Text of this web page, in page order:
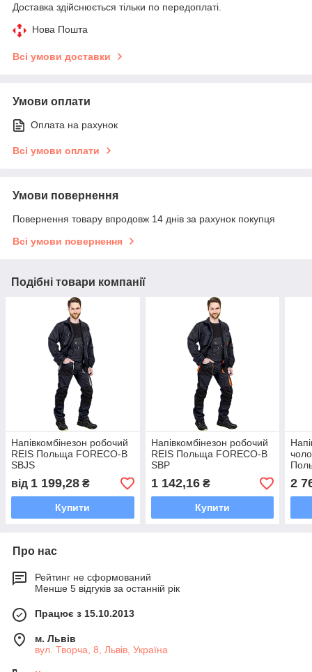
Доставка здійснюється тільки по передоплаті.
Нова Пошта
Всі умови доставки
Умови оплати
Оплата на рахунок
Всі умови оплати
Умови повернення
Повернення товару впродовж 14 днів за рахунок покупця
Всі умови повернення
Подібні товари компанії
Напівкомбінезон робочий
REIS Польща FORECO-B
SBJS
від 1 199,28 ₴
Купити
Напівкомбінезон робочий
REIS Польща FORECO-B
SBP
1 142,16₴
Купити
2
Про нас
Рейтинг не сформований
Менше 5 відгуків за останній рік
Працює з 15.10.2013
м. Львів
вул. Творча, 8, Львів, Україна